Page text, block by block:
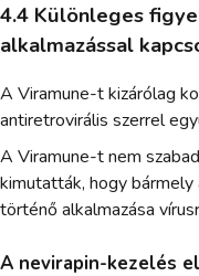
4.4 Különleges
alkalmazással
A Viramune-t kizárólag
antiretrovirális szerrel
A Viramune-t nem
kimutatták, hogy
történő alkalmazása
A nevirapin-kezelés